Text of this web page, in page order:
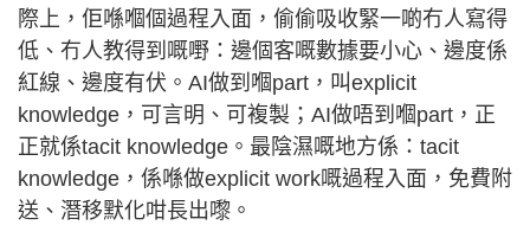
際上，佢喺嗰個過程入面，偷偷吸收緊一啲冇人寫得
低、冇人教得到嘅嘢：邊個客嘅數據要小心、邊度係
紅線、邊度有伏。AI做到嗰part，叫explicit
knowledge，可言明、可複製；AI做唔到嗰part，正
正就係tacit knowledge。最陰濕嘅地方係：tacit
knowledge，係喺做explicit work嘅過程入面，免費附
送、潛移默化咁長出嚟。